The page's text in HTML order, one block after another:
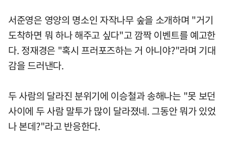
서준영은 영양의 명소인 자작나무 숲을 소개하며 "거기
도착하면 뭐 하나 해주고 싶다"고 깜짝 이벤트를 예고한
다. 정재경은 "혹시 프러포즈하는 거 아니야?"라며 기대
감을 드러낸다.
두 사람의 달라진 분위기에 이승철과 송해나는 "못 보던
사이에 두 사람 말투가 많이 달라졌네. 그동안 뭐가 있었
나 본데?"라고 반응한다.